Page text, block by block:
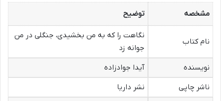
مشخصه توضیح
نام کتاب
نگاهت را که به من بخشیدی، جنگلی در من
جوانه زد
نویسنده
آیدا جوادزاده
ناشر چاپی
نشر داریا